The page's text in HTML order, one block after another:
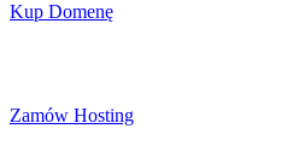
Kup Domenę
Zamów Hosting